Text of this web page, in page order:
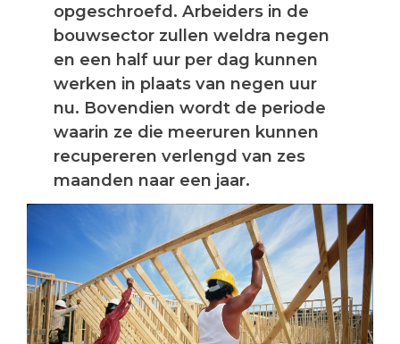
opgeschroefd. Arbeiders in de
bouwsector zullen weldra negen
en een half uur per dag kunnen
werken in plaats van negen uur
nu. Bovendien wordt de periode
waarin ze die meeruren kunnen
recupereren verlengd van zes
maanden naar een jaar.